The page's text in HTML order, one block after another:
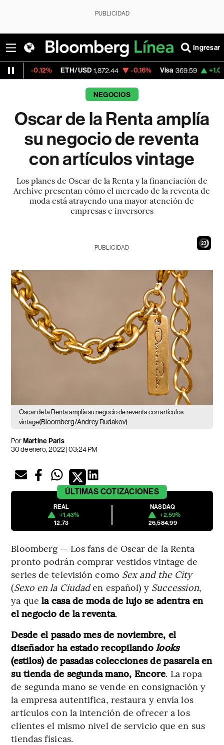
PUBLICIDAD
Ingresar
ETH/USD 1,872.44 -0.16% Visa 369.59 +1.07%
NEGOCIOS
Oscar de la Renta amplía
su negocio de reventa
con artículos vintage
Los planes de Oscar de la Renta y la financiación de
Archive presentan cómo el mercado de la reventa de
moda está atrayendo una mayor atención de
empresas e inversores
22
PUBLICIDAD
Oscar de la Renta amplía su negocio de reventa con artículos
vintage(Bloomberg/Andrey Rudakov)
PorMartine Paris
30 de enero, 2022 | 03:24 PM
ÚLTIMAS COTIZACIONES
REAL
+1.43%
12.73
NASDAQ
+2.59%
26,584.99
Bloomberg — Los fans de Oscar de la Renta
pronto podrán comprar vestidos vintage de
series de televisión como Sex and the City
(Sexo en la Ciudaden español) y Succession,
ya que la casa de moda de lujo se adentra en
el negocio de la reventa.
Desde el pasado mes de noviembre, el
diseñador ha estado recopilandolooks
(estilos) de pasadas colecciones de pasarela en
su tienda de segunda mano, Encore. La ropa
de segunda mano se vende en consignación y
la empresa autentifica, restaura y envía los
artículos con la intención de ofrecer a los
clientes el mismo nivel de servicio que en sus
tiendas físicas.